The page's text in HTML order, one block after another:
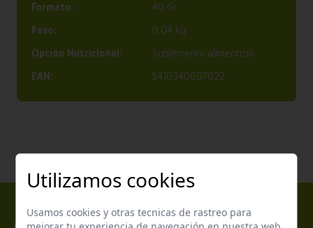
Formato:
40 Gr
Peso:
0.04 kg
Opción Nutricional:
Suplemento alimenticio
EAN:
5410340607022
Utilizamos cookies
Usamos cookies y otras tecnicas de rastreo para